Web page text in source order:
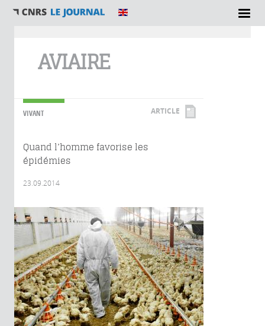
AVIAIRE
VIVANT ARTICLE
Quand l’homme favorise les
épidémies
23.09.2014